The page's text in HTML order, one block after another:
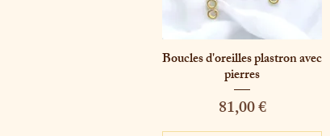
Aperçu rapide
Boucles d'oreilles plastron avec
pierres
Prix
81,00 €